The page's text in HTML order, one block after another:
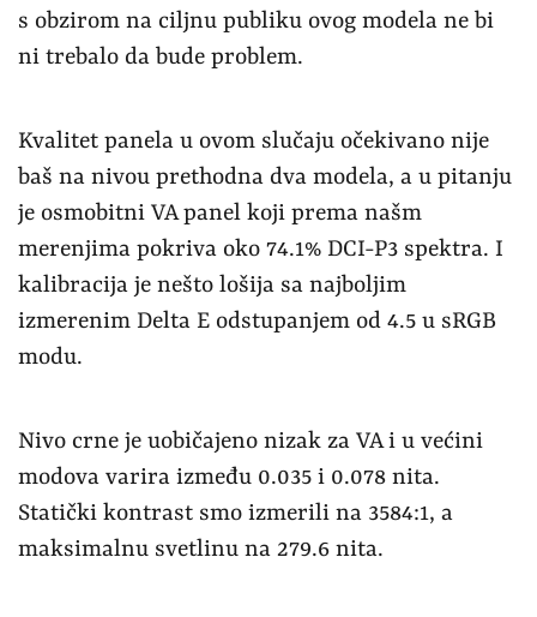
s obzirom na ciljnu publiku ovog modela ne bi
ni trebalo da bude problem.
Kvalitet panela u ovom slučaju očekivano nije
baš na nivou prethodna dva modela, a u pitanju
je osmobitni VA panel koji prema našm
merenjima pokriva oko 74.1% DCI-P3 spektra. I
kalibracija je nešto lošija sa najboljim
izmerenim Delta E odstupanjem od 4.5 u sRGB
modu.
Nivo crne je uobičajeno nizak za VA i u većini
modova varira između 0.035 i 0.078 nita.
Statički kontrast smo izmerili na 3584:1, a
maksimalnu svetlinu na 279.6 nita.